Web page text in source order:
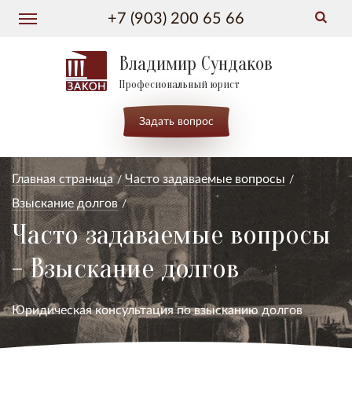
+7 (903) 200 65 66
Владимир Сундаков
Професиональный юрист
Задать вопрос
Главная страница
Часто задаваемые вопросы
Взыскание долгов
Часто задаваемые вопросы
- Взыскание долгов
Юридическая консультация по взысканию долгов